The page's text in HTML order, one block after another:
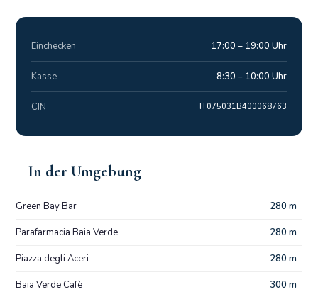
Einchecken 17:00 – 19:00 Uhr
Kasse 8:30 – 10:00 Uhr
CIN IT075031B400068763
In der Umgebung
Green Bay Bar 280 m
Parafarmacia Baia Verde 280 m
Piazza degli Aceri 280 m
Baia Verde Cafè 300 m